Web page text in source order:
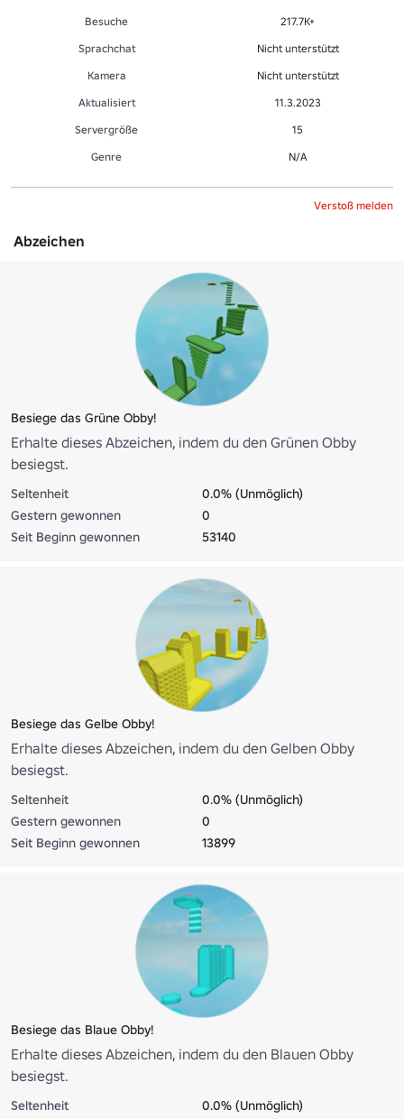
Besuche
217.7K+
Sprachchat
Nicht unterstützt
Kamera
Nicht unterstützt
Aktualisiert
11.3.2023
Servergröße
15
Genre
N/A
Verstoß melden
Abzeichen
Besiege das Grüne Obby!
Erhalte dieses Abzeichen, indem du den Grünen Obby
besiegst.
Seltenheit
0.0% (Unmöglich)
Gestern gewonnen
0
Seit Beginn gewonnen
53140
Besiege das Gelbe Obby!
Erhalte dieses Abzeichen, indem du den Gelben Obby
besiegst.
Seltenheit
0.0% (Unmöglich)
Gestern gewonnen
0
Seit Beginn gewonnen
13899
Besiege das Blaue Obby!
Erhalte dieses Abzeichen, indem du den Blauen Obby
besiegst.
Seltenheit
0.0% (Unmöglich)